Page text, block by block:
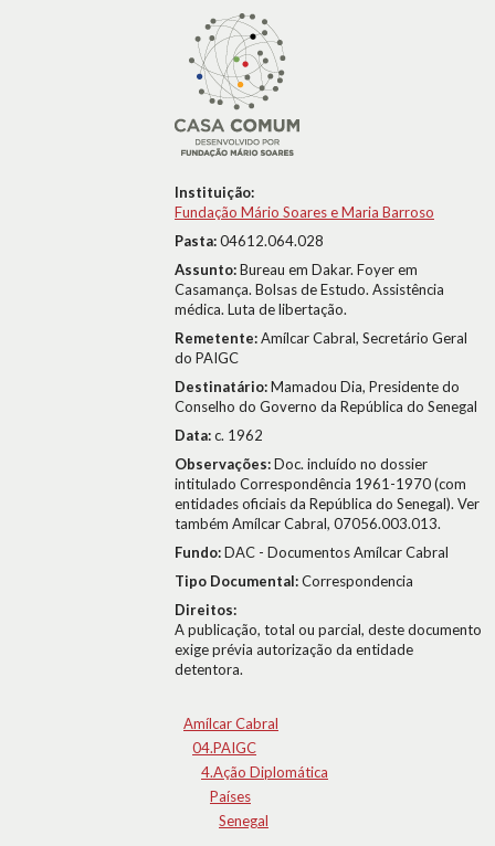
Instituição:
Fundação Mário Soares e Maria Barroso
Pasta:04612.064.028
Assunto:Bureau em Dakar. Foyer em
Casamança. Bolsas de Estudo. Assistência
médica. Luta de libertação.
Remetente:Amílcar Cabral, Secretário Geral
do PAIGC
Destinatário:Mamadou Dia, Presidente do
Conselho do Governo da República do Senegal
Data:c. 1962
Observações:Doc. incluído no dossier
intitulado Correspondência 1961-1970 (com
entidades oficiais da República do Senegal). Ver
também Amílcar Cabral, 07056.003.013.
Fundo:DAC - Documentos Amílcar Cabral
Tipo Documental:Correspondencia
Direitos:
A publicação, total ou parcial, deste documento
exige prévia autorização da entidade
detentora.
Amílcar Cabral
04.PAIGC
4.Ação Diplomática
Países
Senegal